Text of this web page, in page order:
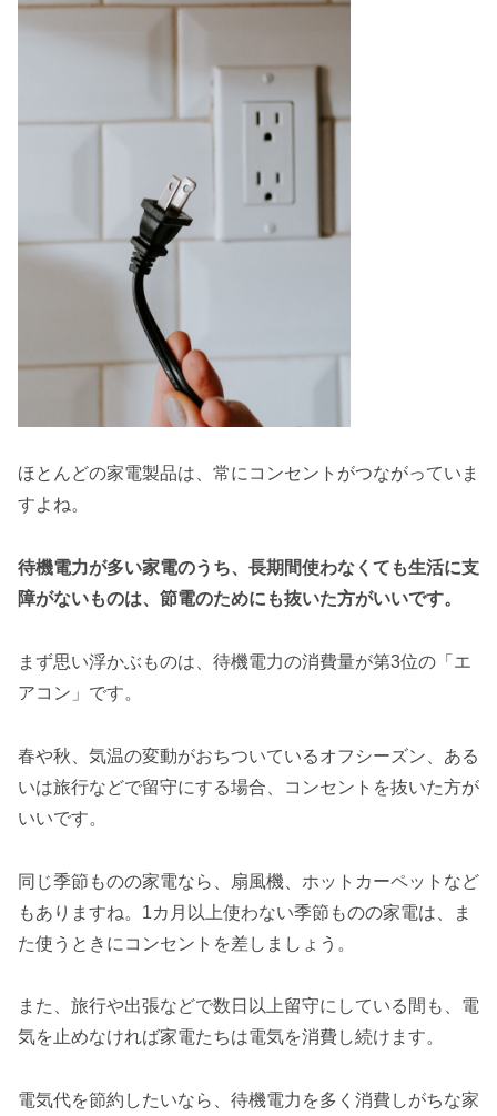
ほとんどの家電製品は、常にコンセントがつながっていま
すよね。
待機電力が多い家電のうち、長期間使わなくても生活に支
障がないものは、節電のためにも抜いた方がいいです。
まず思い浮かぶものは、待機電力の消費量が第3位の「エ
アコン」です。
春や秋、気温の変動がおちついているオフシーズン、ある
いは旅行などで留守にする場合、コンセントを抜いた方が
いいです。
同じ季節ものの家電なら、扇風機、ホットカーペットなど
もありますね。1カ月以上使わない季節ものの家電は、ま
た使うときにコンセントを差しましょう。
また、旅行や出張などで数日以上留守にしている間も、電
気を止めなければ家電たちは電気を消費し続けます。
電気代を節約したいなら、待機電力を多く消費しがちな家